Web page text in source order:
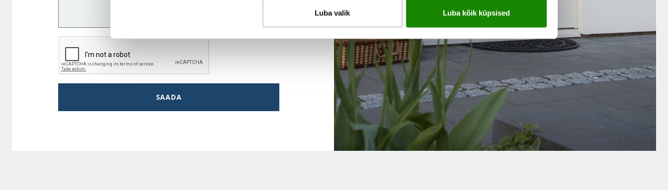
Luba valik Luba kõik küpsised
SAADA